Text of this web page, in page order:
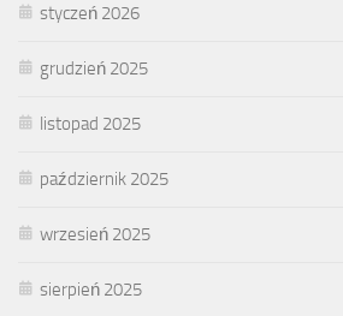
styczeń 2026
grudzień 2025
listopad 2025
październik 2025
wrzesień 2025
sierpień 2025